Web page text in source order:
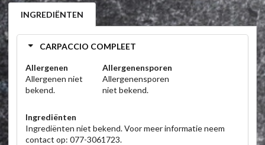
INGREDIËNTEN
CARPACCIO COMPLEET
Allergenen
Allergenen niet
bekend.
Allergenensporen
Allergenensporen
niet bekend.
Ingrediënten
Ingrediënten niet bekend. Voor meer informatie neem
contact op: 077-3061723.